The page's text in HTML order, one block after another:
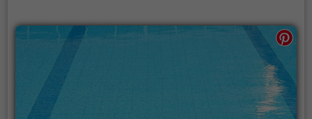
findest du auf der Website.